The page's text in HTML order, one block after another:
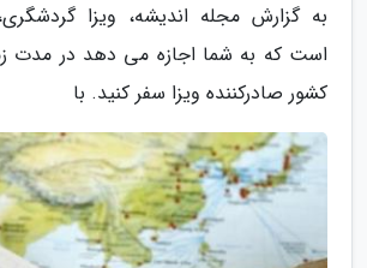
به گزارش مجله اندیشه، ویزا
است که به شما اجازه می دهد در مدت
کشور صادرکننده ویزا سفر کنید. با